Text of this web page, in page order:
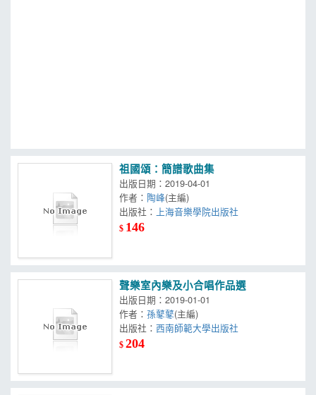
祖國頌：簡譜歌曲集
出版日期：2019-04-01
作者： 陶峰(主編)
出版社： 上海音樂學院出版社
$ 146
聲樂室內樂及小合唱作品選
出版日期：2019-01-01
作者：孫鼕鼕(主編)
出版社：西南師範大學出版社
$204